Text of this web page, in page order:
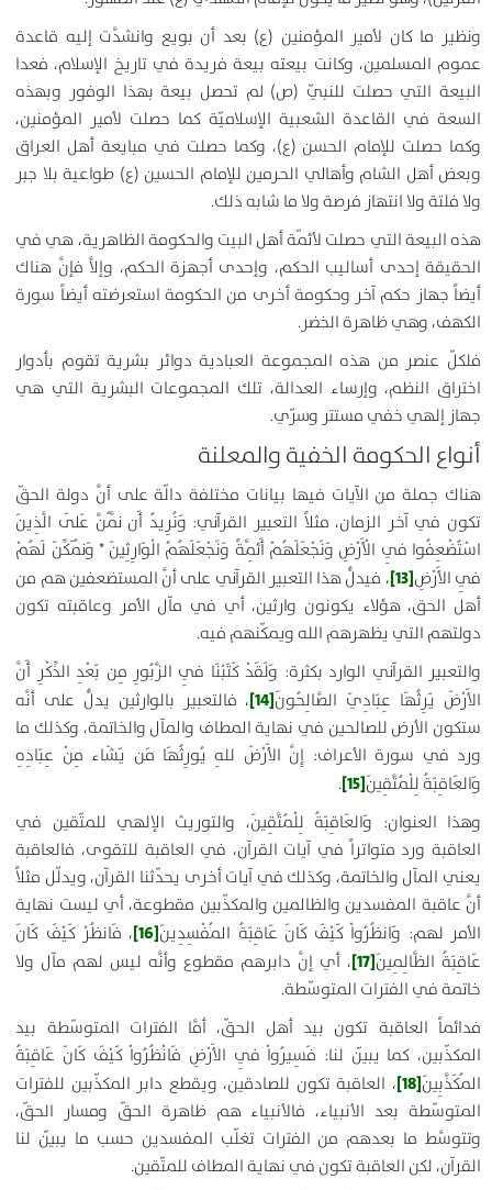
ونظير ما كان لأمير المؤمنين (ع) بعد أن بويع وانشدَّت إليه قاعدة
عموم المسلمين، وكانت بيعته بيعة فريدة في تاريخ الإسلام، فعدا
البيعة التي حصلت للنبيّ (ص) لم تحصل بيعة بهذا الوفور وبهذه
السعة في القاعدة الشعبية الإسلاميّة كما حصلت لأمير المؤمنين،
وكما حصلت للإمام الحسن (ع)، وكما حصلت في مبايعة أهل العراق
وبعض أهل الشام وأهالي الحرمين للإمام الحسين (ع) طواعية بلا جبر
ولا فلتة ولا انتهاز فرصة ولا ما شابه ذلك.
هذه البيعة التي حصلت لأئمّة أهل البيت والحكومة الظاهرية، هي في
الحقيقة إحدى أساليب الحكم، وإحدى أجهزة الحكم، وإلاَّ فإنَّ هناك
أيضاً جهاز حكم آخر وحكومة أخرى من الحكومة استعرضته أيضاً سورة
الكهف، وهي ظاهرة الخضر.
فلكلّ عنصر من هذه المجموعة العبادية دوائر بشرية تقوم بأدوار
اختراق النظم، وإرساء العدالة، تلك المجموعات البشرية التي هي
جهاز إلهي خفي مستتر وسرّي.
أنواع الحكومة الخفية والمعلنة
هناك جملة من الآيات فيها بيانات مختلفة دالّة على أنَّ دولة الحقّ
تكون في آخر الزمان، مثلاً التعبير القرآني: وَنُرِيدُ أَن نَّمُنَّ عَلَى الَّذِينَ
اسْتُضْعِفُوا فِي الْأَرْضِ وَنَجْعَلَهُمْ أَئِمَّةً وَنَجْعَلَهُمُ الْوَارِثِينَ * وَنُمَكِّنَ لَهُمْ
فِي الأَرْضِ[13]
، فيدلُّ هذا التعبير القرآني على أنَّ المستضعفين هم من
أهل الحق، هؤلاء يكونون وارثين، أي في مآل الأمر وعاقبته تكون
دولتهم التي يظهرهم الله ويمكّنهم فيه.
والتعبير القرآني الوارد بكثرة: وَلَقَدْ كَتَبْنَا فِي الزَّبُورِ مِن بَعْدِ الذِّكْرِ أَنَّ
الأَرْضَ يَرِثُهَا عِبَادِيَ الصَّالِحُونَ[14]
، فالتعبير بالوارثين يدلُّ على أنَّه
ستكون الأرض للصالحين في نهاية المطاف والمآل والخاتمة، وكذلك ما
ورد في سورة الأعراف: إِنَّ الأَرْضَ للهِ يُورِثُهَا مَن يَشَاء مِنْ عِبَادِهِ
وَالعَاقِبَةُ لِلْمُتَّقِينَ[15]
.
وهذا العنوان: وَالعَاقِبَةُ لِلْمُتَّقِينَ، والتوريث الإلهي للمتّقين في
العاقبة ورد متواتراً في آيات القرآن، في العاقبة للتقوى، فالعاقبة
يعني المآل والخاتمة، وكذلك في آيات أخرى يحدّثنا القرآن، ويدلّل مثلاً
أنَّ عاقبة المفسدين والظالمين والمكذّبين مقطوعة، أي ليست نهاية
الأمر لهم: وَانظُرُواْ كَيْفَ كَانَ عَاقِبَةُ المُفْسِدِينَ[16] ، فَانظُرْ كَيْفَ كَانَ
عَاقِبَةُ الظَّالِمِينَ[17]
، أي إنَّ دابرهم مقطوع وأنَّه ليس لهم مآل ولا
خاتمة في الفترات المتوسّطة.
فدائماً العاقبة تكون بيد أهل الحقّ، أمَّا الفترات المتوسّطة بيد
المكذّبين، كما يبيّن لنا: فَسِيرُواْ فِي الأَرْضِ فَانْظُرُواْ كَيْفَ كَانَ عَاقِبَةُ
المُكَذَّبِينَ[18]
، العاقبة تكون للصادقين، ويقطع دابر المكذّبين للفترات
المتوسّطة بعد الأنبياء، فالأنبياء هم ظاهرة الحقّ ومسار الحقّ،
وتتوسَّط ما بعدهم من الفترات تغلّب المفسدين حسب ما يبيّن لنا
القرآن، لكن العاقبة تكون في نهاية المطاف للمتّقين.